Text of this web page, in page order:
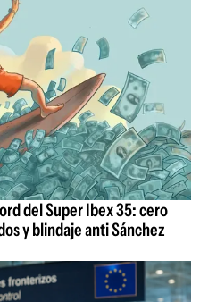
del Super Ibex 35: cero
y blindaje anti Sánchez